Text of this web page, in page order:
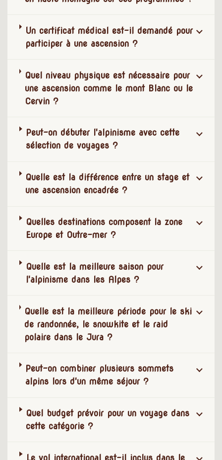
Un certificat médical est-il demandé pour
participer à une ascension ?
Quel niveau physique est nécessaire pour
une ascension comme le mont Blanc ou le
Cervin ?
Peut-on débuter l'alpinisme avec cette
sélection de voyages ?
Quelle est la différence entre un stage et
une ascension encadrée ?
Quelles destinations composent la zone
Europe et Outre-mer ?
Quelle est la meilleure saison pour
l'alpinisme dans les Alpes ?
Quelle est la meilleure période pour le ski
de randonnée, le snowkite et le raid
polaire dans le Jura ?
Peut-on combiner plusieurs sommets
alpins lors d'un même séjour ?
Quel budget prévoir pour un voyage dans
cette catégorie ?
Le vol international est-il inclus dans le